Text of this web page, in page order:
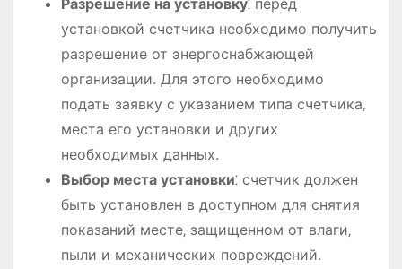
установкой счетчика необходимо получить
разрешение от энергоснабжающей
организации. Для этого необходимо
подать заявку с указанием типа счетчика‚
места его установки и других
необходимых данных.
Выбор места установки⁚ счетчик должен
быть установлен в доступном для снятия
показаний месте‚ защищенном от влаги‚
пыли и механических повреждений.